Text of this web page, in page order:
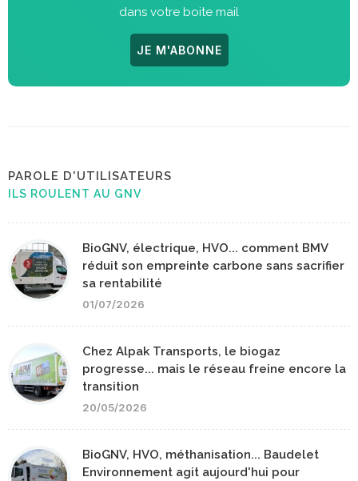
dans votre boite mail
JE M'ABONNE
PAROLE D'UTILISATEURS
ILS ROULENT AU GNV
BioGNV, électrique, HVO... comment BMV
réduit son empreinte carbone sans sacrifier
sa rentabilité
01/07/2026
Chez Alpak Transports, le biogaz
progresse... mais le réseau freine encore la
transition
20/05/2026
BioGNV, HVO, méthanisation... Baudelet
Environnement agit aujourd'hui pour